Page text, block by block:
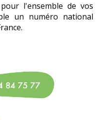
l'ensemble de vos
un numéro national